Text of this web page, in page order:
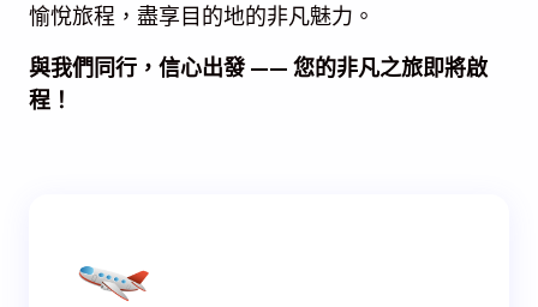
愉悅旅程，盡享目的地的非凡魅力。
與我們同行，信心出發 —— 您的非凡之旅即將啟
程！